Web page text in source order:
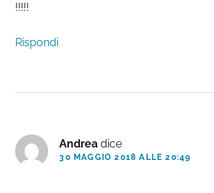
!!!!!
Rispondi
Andrea dice
30 MAGGIO 2018 ALLE 20:49